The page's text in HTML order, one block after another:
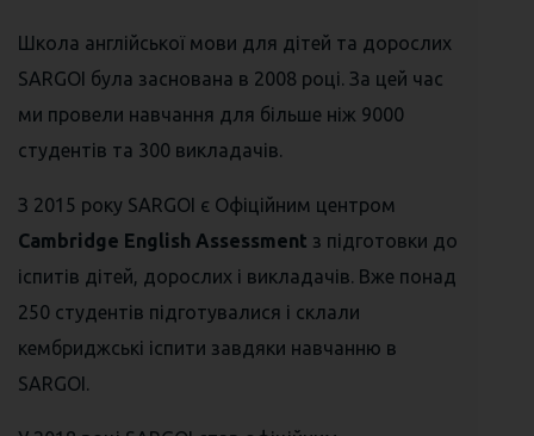
Школа англійської мови для дітей та дорослих
SARGOI була заснована в 2008 році. За цей час
ми провели навчання для більше ніж 9000
студентів та 300 викладачів.
З 2015 року SARGOI є Офіційним центром
Cambridge English Assessment з підготовки до
іспитів дітей, дорослих і викладачів. Вже понад
250 студентів підготувалися і склали
кембриджські іспити завдяки навчанню в
SARGOI.